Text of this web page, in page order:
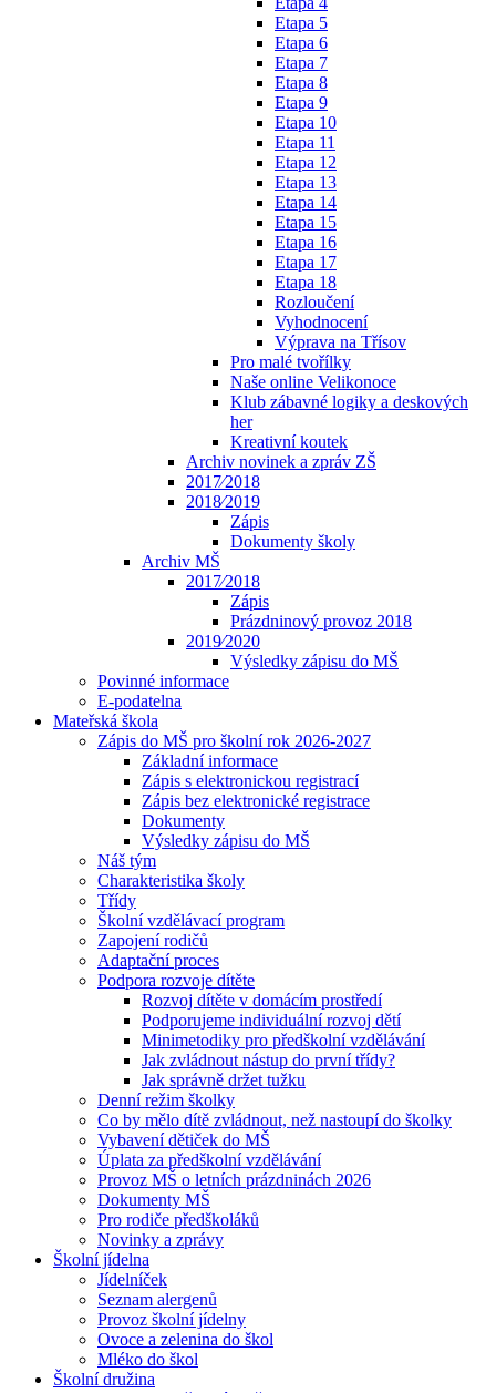
Etapa 5
Etapa 6
Etapa 7
Etapa 8
Etapa 9
Etapa 10
Etapa 11
Etapa 12
Etapa 13
Etapa 14
Etapa 15
Etapa 16
Etapa 17
Etapa 18
Rozloučení
Vyhodnocení
Výprava na Třísov
Pro malé tvořílky
Naše online Velikonoce
Klub zábavné logiky a deskových
her
Kreativní koutek
Archiv novinek a zpráv ZŠ
2017⁄2018
2018⁄2019
Zápis
Dokumenty školy
Archiv MŠ
2017⁄2018
Zápis
Prázdninový provoz 2018
2019⁄2020
Výsledky zápisu do MŠ
Povinné informace
E-podatelna
Mateřská škola
Zápis do MŠ pro školní rok 2026-2027
Základní informace
Zápis s elektronickou registrací
Zápis bez elektronické registrace
Dokumenty
Výsledky zápisu do MŠ
Náš tým
Charakteristika školy
Třídy
Školní vzdělávací program
Zapojení rodičů
Adaptační proces
Podpora rozvoje dítěte
Rozvoj dítěte v domácím prostředí
Podporujeme individuální rozvoj dětí
Minimetodiky pro předškolní vzdělávání
Jak zvládnout nástup do první třídy?
Jak správně držet tužku
Denní režim školky
Co by mělo dítě zvládnout, než nastoupí do školky
Vybavení dětiček do MŠ
Úplata za předškolní vzdělávání
Provoz MŠ o letních prázdninách 2026
Dokumenty MŠ
Pro rodiče předškoláků
Novinky a zprávy
Školní jídelna
Jídelníček
Seznam alergenů
Provoz školní jídelny
Ovoce a zelenina do škol
Mléko do škol
Školní družina